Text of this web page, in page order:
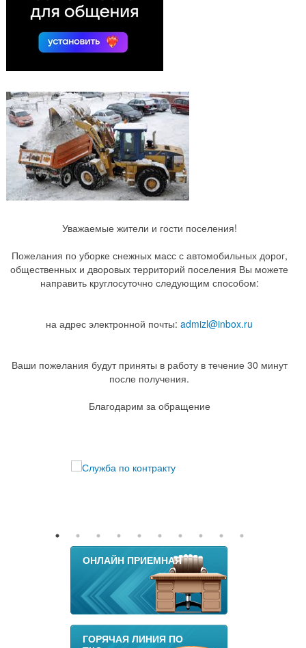
Уважаемые жители и гости поселения!
Пожелания по уборке снежных масс с автомобильных дорог,
общественных и дворовых территорий поселения Вы можете
направить круглосуточно следующим способом:
на адрес электронной почты: admizl@inbox.ru
Ваши пожелания будут приняты в работу в течение 30 минут
после получения.
Благодарим за обращение
ОНЛАЙН ПРИЕМНАЯ
ГОРЯЧАЯ ЛИНИЯ ПО